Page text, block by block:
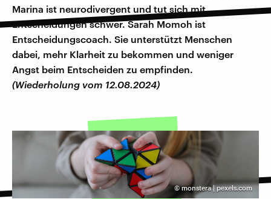
Marina ist neurodivergent und tut sich mit
Entscheidungen schwer. Sarah Momoh ist
Entscheidungscoach. Sie unterstützt Menschen
dabei, mehr Klarheit zu bekommen und weniger
Angst beim Entscheiden zu empfinden.
(Wiederholung vom 12.08.2024)
©monstera | pexels.com